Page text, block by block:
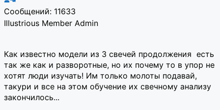
Сообщений: 11633
Illustrious Member Admin
Как известно модели из 3 свечей продолжения есть
так же как и разворотные, но их почему то в упор не
хотят люди изучать! Им только молоты подавай,
такури и все на этом обучение их свечному анализу
закончилось...